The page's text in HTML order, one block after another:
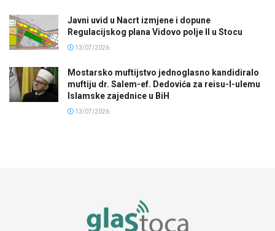
Javni uvid u Nacrt izmjene i dopune
Regulacijskog plana Vidovo polje II u Stocu
13/07/2026
Mostarsko muftijstvo jednoglasno kandidiralo
muftiju dr. Salem-ef. Dedovića za reisu-l-ulemu
Islamske zajednice u BiH
13/07/2026